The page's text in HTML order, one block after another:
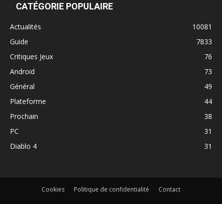
CATÉGORIE POPULAIRE
Actualités
10081
Guide
7833
Critiques Jeux
76
Android
73
Général
49
Plateforme
44
Prochain
38
PC
31
Diablo 4
31
Cookies Politique de confidentialité Contact